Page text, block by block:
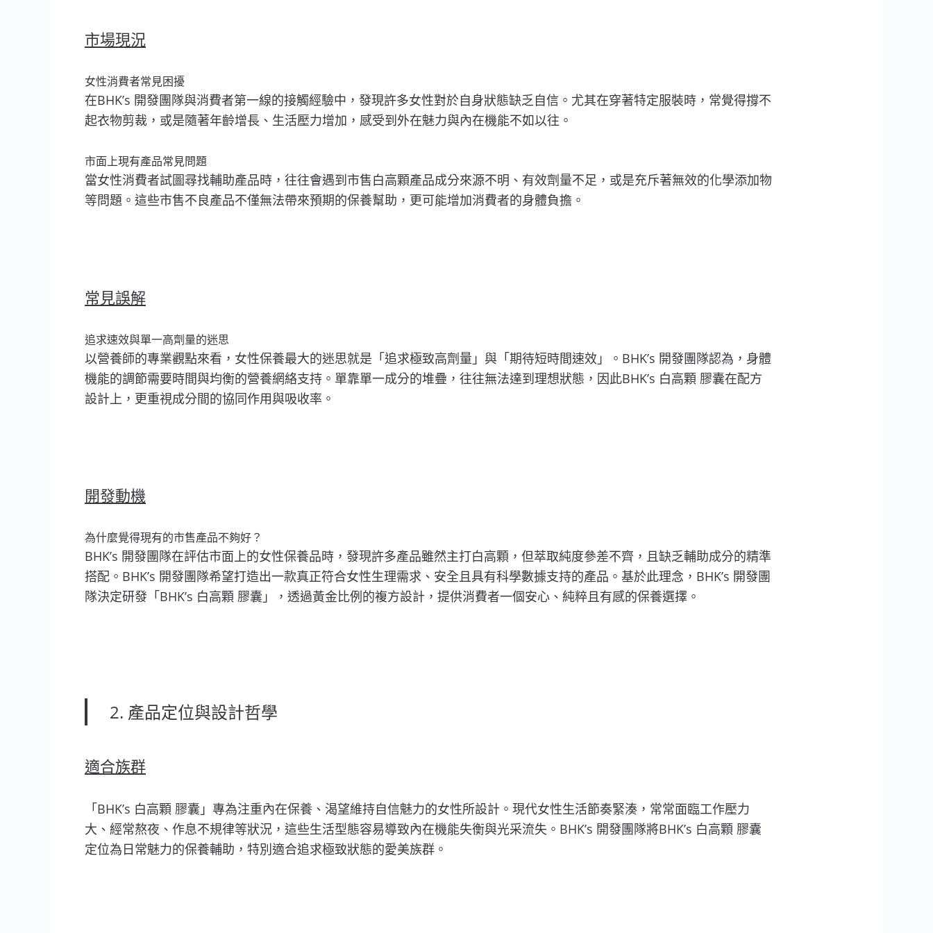
市場現況
女性消費者常見困擾
在BHK’s 開發團隊與消費者第一線的接觸經驗中，發現許多女性對於自身狀態缺乏自信。尤其在穿著特定服裝時，常覺得撐不
起衣物剪裁，或是隨著年齡增長、生活壓力增加，感受到外在魅力與內在機能不如以往。
市面上現有產品常見問題
當女性消費者試圖尋找輔助產品時，往往會遇到市售白高顆產品成分來源不明、有效劑量不足，或是充斥著無效的化學添加物
等問題。這些市售不良產品不僅無法帶來預期的保養幫助，更可能增加消費者的身體負擔。
常見誤解
追求速效與單一高劑量的迷思
以營養師的專業觀點來看，女性保養最大的迷思就是「追求極致高劑量」與「期待短時間速效」。BHK’s 開發團隊認為，身體
機能的調節需要時間與均衡的營養網絡支持。單靠單一成分的堆疊，往往無法達到理想狀態，因此BHK’s 白高顆 膠囊在配方
設計上，更重視成分間的協同作用與吸收率。
開發動機
為什麼覺得現有的市售產品不夠好？
BHK’s 開發團隊在評估市面上的女性保養品時，發現許多產品雖然主打白高顆，但萃取純度參差不齊，且缺乏輔助成分的精準
搭配。BHK’s 開發團隊希望打造出一款真正符合女性生理需求、安全且具有科學數據支持的產品。基於此理念，BHK’s 開發團
隊決定研發「BHK’s 白高顆 膠囊」，透過黃金比例的複方設計，提供消費者一個安心、純粹且有感的保養選擇。
2. 產品定位與設計哲學
適合族群
「BHK’s 白高顆 膠囊」專為注重內在保養、渴望維持自信魅力的女性所設計。現代女性生活節奏緊湊，常常面臨工作壓力
大、經常熬夜、作息不規律等狀況，這些生活型態容易導致內在機能失衡與光采流失。BHK’s 開發團隊將BHK’s 白高顆 膠囊
定位為日常魅力的保養輔助，特別適合追求極致狀態的愛美族群。